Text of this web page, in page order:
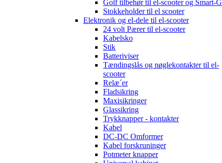
Golf tilbehør til el-scooter og Smart-
Stokkeholder til el scooter
Elektronik og el-dele til el-scooter
24 volt Pærer til el-scooter
Kabelsko
Stik
Batteriviser
Tændingslås og nøglekontakter til el-
scooter
Relæ´er
Fladsikring
Maxisikringer
Glassikring
Trykknapper - kontakter
Kabel
DC-DC Omformer
Kabel forskruninger
Potmeter knapper